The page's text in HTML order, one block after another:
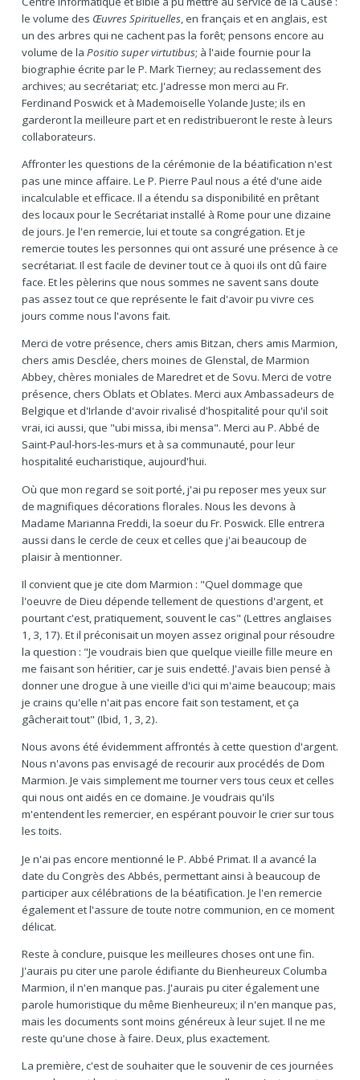
le volume des Œuvres Spirituelles, en français et en anglais, est
un des arbres qui ne cachent pas la forêt; pensons encore au
volume de la Positio super virtutibus; à l'aide fournie pour la
biographie écrite par le P. Mark Tierney; au reclassement des
archives; au secrétariat; etc. J'adresse mon merci au Fr.
Ferdinand Poswick et à Mademoiselle Yolande Juste; ils en
garderont la meilleure part et en redistribueront le reste à leurs
collaborateurs.
Affronter les questions de la cérémonie de la béatification n'est
pas une mince affaire. Le P. Pierre Paul nous a été d'une aide
incalculable et efficace. Il a étendu sa disponibilité en prêtant
des locaux pour le Secrétariat installé à Rome pour une dizaine
de jours. Je l'en remercie, lui et toute sa congrégation. Et je
remercie toutes les personnes qui ont assuré une présence à ce
secrétariat. Il est facile de deviner tout ce à quoi ils ont dû faire
face. Et les pèlerins que nous sommes ne savent sans doute
pas assez tout ce que représente le fait d'avoir pu vivre ces
jours comme nous l'avons fait.
Merci de votre présence, chers amis Bitzan, chers amis Marmion,
chers amis Desclée, chers moines de Glenstal, de Marmion
Abbey, chères moniales de Maredret et de Sovu. Merci de votre
présence, chers Oblats et Oblates. Merci aux Ambassadeurs de
Belgique et d'Irlande d'avoir rivalisé d'hospitalité pour qu'il soit
vrai, ici aussi, que "ubi missa, ibi mensa". Merci au P. Abbé de
Saint-Paul-hors-les-murs et à sa communauté, pour leur
hospitalité eucharistique, aujourd'hui.
Où que mon regard se soit porté, j'ai pu reposer mes yeux sur
de magnifiques décorations florales. Nous les devons à
Madame Marianna Freddi, la soeur du Fr. Poswick. Elle entrera
aussi dans le cercle de ceux et celles que j'ai beaucoup de
plaisir à mentionner.
Il convient que je cite dom Marmion : "Quel dommage que
l'oeuvre de Dieu dépende tellement de questions d'argent, et
pourtant c'est, pratiquement, souvent le cas" (Lettres anglaises
1, 3, 17). Et il préconisait un moyen assez original pour résoudre
la question : "Je voudrais bien que quelque vieille fille meure en
me faisant son héritier, car je suis endetté. J'avais bien pensé à
donner une drogue à une vieille d'ici qui m'aime beaucoup; mais
je crains qu'elle n'ait pas encore fait son testament, et ça
gâcherait tout" (Ibid, 1, 3, 2).
Nous avons été évidemment affrontés à cette question d'argent.
Nous n'avons pas envisagé de recourir aux procédés de Dom
Marmion. Je vais simplement me tourner vers tous ceux et celles
qui nous ont aidés en ce domaine. Je voudrais qu'ils
m'entendent les remercier, en espérant pouvoir le crier sur tous
les toits.
Je n'ai pas encore mentionné le P. Abbé Primat. Il a avancé la
date du Congrès des Abbés, permettant ainsi à beaucoup de
participer aux célébrations de la béatification. Je l'en remercie
également et l'assure de toute notre communion, en ce moment
délicat.
Reste à conclure, puisque les meilleures choses ont une fin.
J'aurais pu citer une parole édifiante du Bienheureux Columba
Marmion, il n'en manque pas. J'aurais pu citer également une
parole humoristique du même Bienheureux; il n'en manque pas,
mais les documents sont moins généreux à leur sujet. Il ne me
reste qu'une chose à faire. Deux, plus exactement.
La première, c'est de souhaiter que le souvenir de ces journées